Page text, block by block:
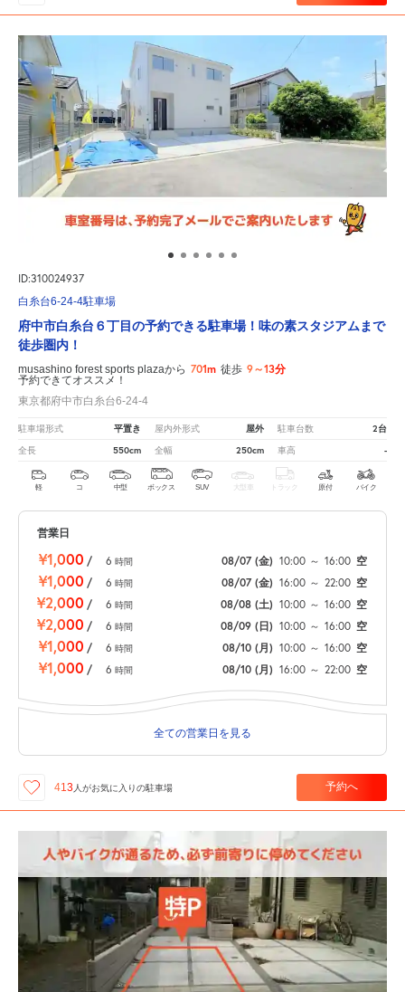
ID:310024937
白糸台6-24-4駐車場
府中市白糸台６丁目の予約できる駐車場！味の素スタジアムまで
徒歩圏内！
musashino forest sports plazaから 701m 徒歩 9～13分
予約できてオススメ！
東京都府中市白糸台6-24-4
駐車場形式 平置き 屋内外形式 屋外 駐車台数 2台
全長 550cm 全幅 250cm 車高 -
軽 コ 中型 ボックス SUV 大型車 トラック 原付 バイク
営業日
¥1,000 / 6 時間 08/07 (金) 10:00 ～ 16:00 空
¥1,000 / 6 時間 08/07 (金) 16:00 ～ 22:00 空
¥2,000 / 6 時間 08/08 (土) 10:00 ～ 16:00 空
¥2,000 / 6 時間 08/09 (日) 10:00 ～ 16:00 空
¥1,000 / 6 時間 08/10 (月) 10:00 ～ 16:00 空
¥1,000 / 6 時間 08/10 (月) 16:00 ～ 22:00 空
全ての営業日を見る
413 人がお気に入りの駐車場 予約へ